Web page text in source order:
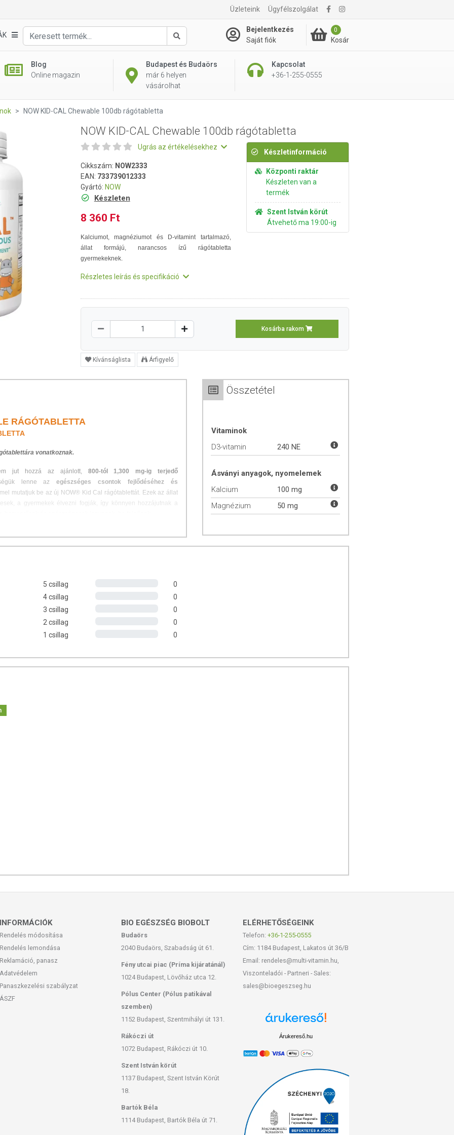
Üzleteink Ügyfélszolgálat
Keresés
Bejelentkezés
Saját fiók
0
Kosár
Blog
Online magazin
Budapest és Budaörs
már 6 helyen
vásárolhat
Kapcsolat
+36-1-255-0555
8 360 Ft Kosárba rakom
NOW KID-CAL Chewable 100db rágótabletta
NOW KID-CAL Chewable 100db rágótabletta
Ugrás az értékelésekhez
Cikkszám: NOW2333
EAN: 733739012333
Gyártó: NOW
Készleten
8 360 Ft
Kalciumot, magnéziumot és D-vitamint tartalmazó,
állat formájú, narancsos ízű rágótabletta
gyermekeknek.
Részletes leírás és specifikáció
Készletinformáció
Központi raktár
Készleten van a
termék
Szent István körút
Átvehető ma 19:00-ig
Kosárba rakom
Kívánságlista Árfigyelő
RÁGÓTABLETTA
vonatkoznak.
jut hozzá az ajánlott, 800-tól 1,300 mg-ig terjedő
lenne azegészséges csontok fejlődéséhez és
mutatjuk be az új NOW® Kid Cal rágótablettát. Ezek az állat
a gyermekek élvezni fogják, így könnyen hozzájutnak a
és a fogak szerkezetének kialakításához és megtartásához.
eléréséhez és fenntartásához. Szükséges az idegrendszer
és a foszfor felszívódásában és hasznosulásában, az
folyamatokban, az idegrendszer, az izmok normál
(cellulóz), kalcium-citrát, narancs gyümölcspüré, magnézium-
(Sztearinsav, növényi eredetű), aroma, kókuszolaj, béta-
gátló anyag (szilícium-dioxid), ergokalciferol. Szóját
feltüntett időpontot.
tárolandó.
frissítjük, törekszünk arra, hogy naprakészek legyenek.
uniós szabályozás szerint élelmiszereknek minősülnek,
szolgálják, és koncentrált formában tartalmaznak
élettani hatással rendelkezhetnek, amely egyénenként
reklámozásuk során nem engedélyezett a készítményeknek
tulajdonítani.
vegyes étrendet és az egészséges életmódot!
nem az orvosi kezelés helyettesítésére alkalmas! Betegség
bármelyikére érzékeny vagy allergiás! Kisgyermektől elzárva
Összetétel
Vitaminok
D3-vitamin
240 NE
Ásványi anyagok, nyomelemek
Kalcium
100 mg
Magnézium
50 mg
5 csillag
0
4 csillag
0
3 csillag
0
2 csillag
0
1 csillag
0
INFORMÁCIÓK
Rendelés módosítása
Rendelés lemondása
Reklamáció, panasz
Adatvédelem
Panaszkezelési szabályzat
ÁSZF
BIO EGÉSZSÉG BIOBOLT
Budaörs
2040 Budaörs, Szabadság út 61.
Fény utcai piac (Príma kijáratánál)
1024 Budapest, Lövőház utca 12.
Pólus Center (Pólus patikával
szemben)
1152 Budapest, Szentmihályi út 131.
Rákóczi út
1072 Budapest, Rákóczi út 10.
Szent István körút
1137 Budapest, Szent István Körút
18.
Bartók Béla
1114 Budapest, Bartók Béla út 71.
ELÉRHETŐSÉGEINK
Telefon: +36-1-255-0555
Cím: 1184 Budapest, Lakatos út 36/B
Email: rendeles@multi-vitamin.hu,
Viszonteladói - Partneri - Sales:
sales@bioegeszseg.hu
Árukereső.hu